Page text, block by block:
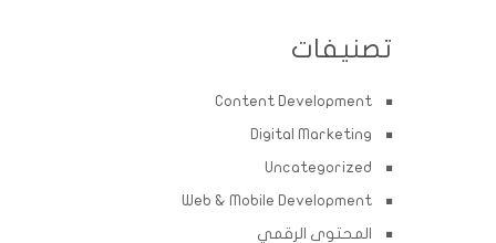
تصنيفات
Content Development
Digital Marketing
Uncategorized
Web & Mobile Development
المحتوى الرقمي